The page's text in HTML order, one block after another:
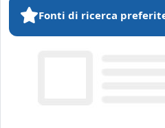
Fonti di ricerca